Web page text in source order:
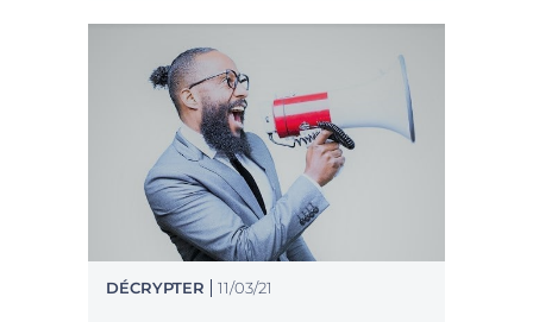
DÉCRYPTER 11/03/21